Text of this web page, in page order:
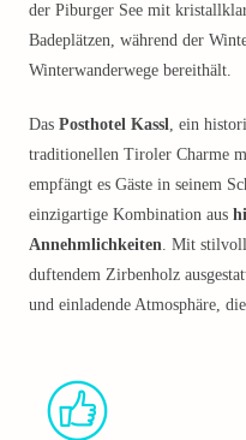
der Piburger See mit
Badeplätzen, während der
Winterwanderwege bereithält.
Das Posthotel Kassl, ein
traditionellen Tiroler Charme
empfängt es Gäste in seinem
einzigartige Kombination aus
Annehmlichkeiten. Mit
duftendem Zirbenholz
und einladende Atmosphäre,